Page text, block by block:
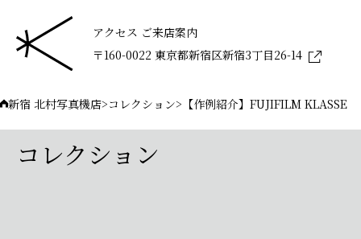
アクセス ご来店案内
〒160-0022 東京都新宿区新宿3丁目26-14
新宿 北村写真機店>コレクション> 【作例紹介】FUJIFILM KLASSE
コレクション